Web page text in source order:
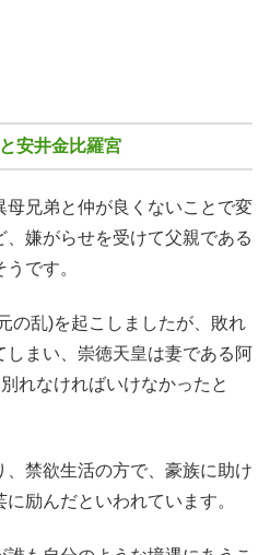
安井金比羅宮
母兄弟と仲が良くないことで変
嫌がらせを受けて父親である
です。
の乱)を起こしましたが、敗れ
しまい、崇徳天皇は妻である阿
れなければいけなかったと
禁欲生活の方で、豪族に助け
励んだといわれています。